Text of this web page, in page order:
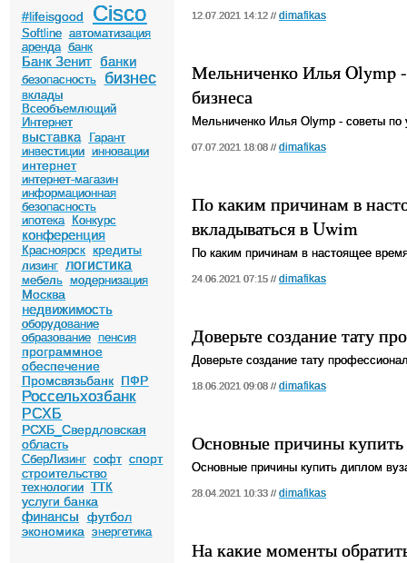
#lifeisgood Cisco
Softline автоматизация
аренда банк
Банк Зенит банки
безопасность бизнес
вклады
Всеобъемлющий
Интернет
выставка
Гарант
инвестиции инновации
интернет
интернет-магазин
информационная
безопасность
ипотека
Конкурс
конференция
Красноярск кредиты
лизинг логистика
мебель модернизация
Москва
недвижимость
оборудование
образование пенсия
программное
обеспечение
Промсвязьбанк ПФР
Россельхозбанк
РСХБ
РСХБ_Свердловская
область
СберЛизинг софт спорт
строительство
технологии ТТК
услуги банка
финансы
футбол
экономика
энергетика
12.07.2021 14:12 // dimafikas
Мельниченко Илья Olymp
бизнеса
Мельниченко Илья Olymp - советы
07.07.2021 18:08 // dimafikas
По каким причинам в
вкладываться в Uwim
По каким причинам в настоящее
24.06.2021 07:15 // dimafikas
Доверьте создание тату
Доверьте создание тату
18.06.2021 09:08 // dimafikas
Основные причины купить
Основные причины купить диплом
28.04.2021 10:33 // dimafikas
На какие моменты